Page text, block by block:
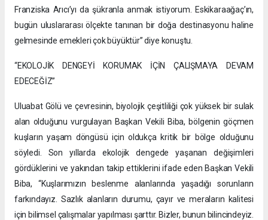
Franziska Arıcı’yı da şükranla anmak istiyorum. Eskikaraağaç’ın,
bugün uluslararası ölçekte tanınan bir doğa destinasyonu haline
gelmesinde emekleri çok büyüktür” diye konuştu.
“EKOLOJİK DENGEYİ KORUMAK İÇİN ÇALIŞMAYA DEVAM
EDECEĞİZ”
Uluabat Gölü ve çevresinin, biyolojik çeşitliliği çok yüksek bir sulak
alan olduğunu vurgulayan Başkan Vekili Biba, bölgenin göçmen
kuşların yaşam döngüsü için oldukça kritik bir bölge olduğunu
söyledi. Son yıllarda ekolojik dengede yaşanan değişimleri
gördüklerini ve yakından takip ettiklerini ifade eden Başkan Vekili
Biba, “Kuşlarımızın beslenme alanlarında yaşadığı sorunların
farkındayız. Sazlık alanların durumu, çayır ve meraların kalitesi
için bilimsel çalışmalar yapılması şarttır. Bizler, bunun bilincindeyiz.